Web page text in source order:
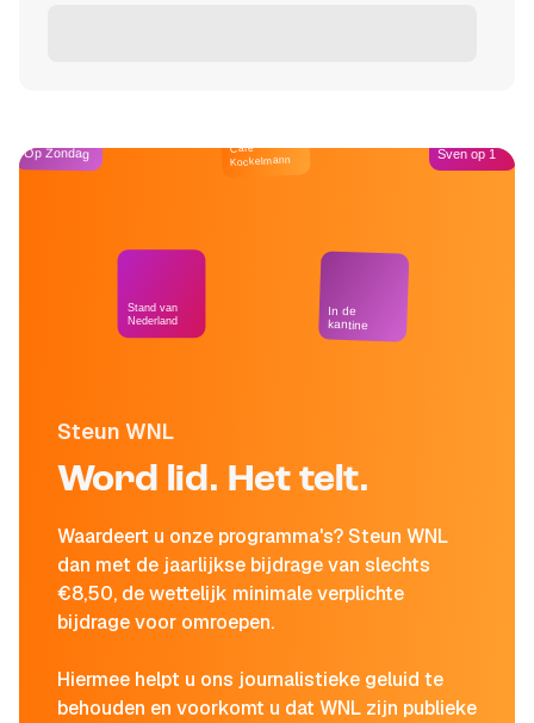
Steun WNL
Word lid. Het telt.
Waardeert u onze programma's? Steun WNL
dan met de jaarlijkse bijdrage van slechts
€8,50, de wettelijk minimale verplichte
bijdrage voor omroepen.
Hiermee helpt u ons journalistieke geluid te
behouden en voorkomt u dat WNL zijn publieke
Op Zondag
Stand van
Nederland
Café
Kockelmann
In de
kantine
Sven op 1